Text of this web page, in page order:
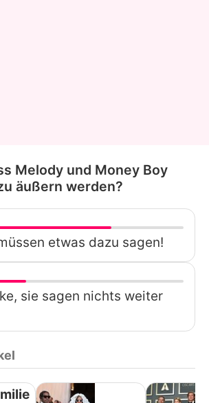
Melody und Money Boy
äußern werden?
etwas dazu sagen!
sie sagen nichts weiter